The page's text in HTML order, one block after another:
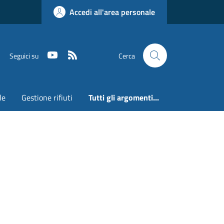
Accedi all'area personale
Seguici su Youtube Cerca
Gestione rifiuti Tutti gli argomenti...